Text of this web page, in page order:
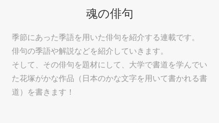
魂の俳句
季節にあった季語を用いた俳句を紹介する連載です。
俳句の季語や解説などを紹介していきます。
そして、その俳句を題材にして、大学で書道を学んでい
た花塚がかな作品（日本のかな文字を用いて書かれる書
道）を書きます！